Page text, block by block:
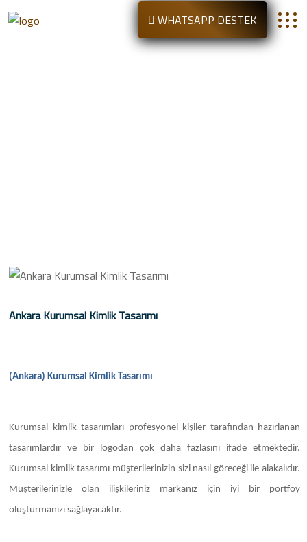
WHATSAPP DESTEK
Ankara Kurumsal Kimlik Tasarımı
(Ankara) Kurumsal Kimlik Tasarımı
Kurumsal kimlik tasarımları profesyonel kişiler tarafından hazırlanan
tasarımlardır ve bir logodan çok daha fazlasını ifade etmektedir.
Kurumsal kimlik tasarımı müşterilerinizin sizi nasıl göreceği ile alakalıdır.
Müşterilerinizle olan ilişkileriniz markanız için iyi bir portföy
oluşturmanızı sağlayacaktır.